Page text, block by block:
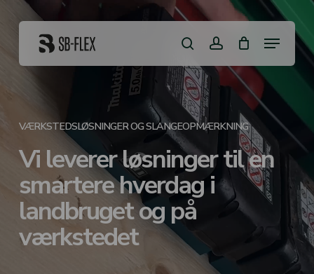
searchaccount
Menu
Kurv Cart
VÆRKSTEDSLØSNINGER OG SLANGEOPMÆRKNING
Vi leverer løsninger til en
smartere hverdag i
landbruget og på
værkstedet